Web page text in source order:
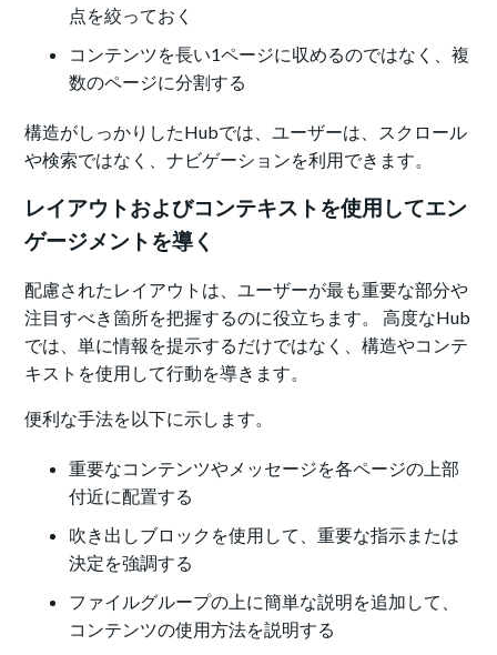
点を絞っておく
コンテンツを長い1ページに収めるのではなく、複
数のページに分割する
構造がしっかりしたHubでは、ユーザーは、スクロール
や検索ではなく、ナビゲーションを利用できます。
レイアウトおよびコンテキストを使用してエン
ゲージメントを導く
配慮されたレイアウトは、ユーザーが最も重要な部分や
注目すべき箇所を把握するのに役立ちます。 高度なHub
では、単に情報を提示するだけではなく、構造やコンテ
キストを使用して行動を導きます。
便利な手法を以下に示します。
重要なコンテンツやメッセージを各ページの上部
付近に配置する
吹き出しブロックを使用して、重要な指示または
決定を強調する
ファイルグループの上に簡単な説明を追加して、
コンテンツの使用方法を説明する